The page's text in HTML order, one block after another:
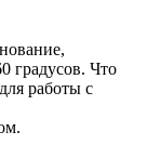
градусов. Что
работы с